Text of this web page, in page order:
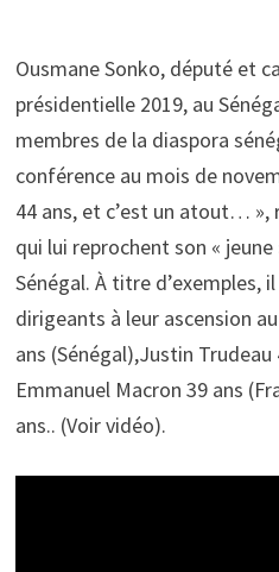
Ousmane Sonko, député et
présidentielle 2019, au
membres de la diaspora
conférence au mois de
44 ans, et c’est un atout… »,
qui lui reprochent son «
Sénégal. À titre d’exemples,
dirigeants à leur ascension
ans (Sénégal),Justin Trudeau
Emmanuel Macron 39 ans
ans.. (Voir vidéo).